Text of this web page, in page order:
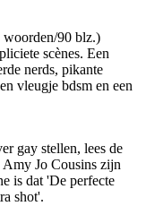
woorden/90 blz.)
scènes. Een
nerds, pikante
vleugje bdsm en een
gay stellen, lees de
Jo Cousins zijn
is dat 'De perfecte
shot'.